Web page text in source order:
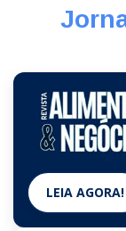
LEIA AGORA!